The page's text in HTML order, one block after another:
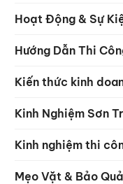
Hoạt Động & Sự
Hướng Dẫn Thi
Kiến thức kinh
Kinh Nghiệm Sơn
Kinh nghiệm thi
Mẹo Vặt & Bảo